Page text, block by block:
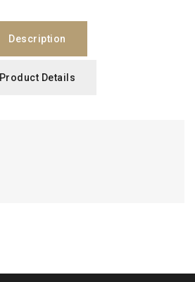
Description
Product Details